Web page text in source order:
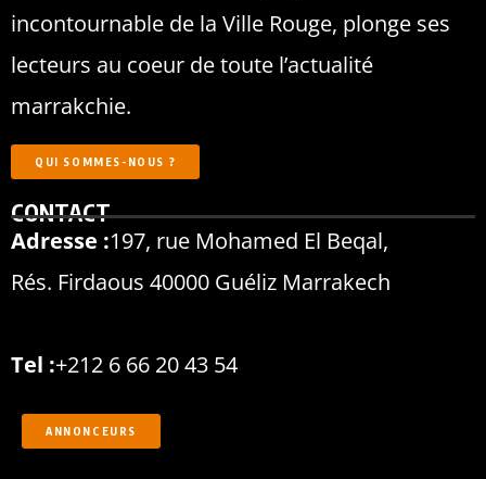
incontournable de la Ville Rouge, plonge ses
lecteurs au coeur de toute l’actualité
marrakchie.
QUI SOMMES-NOUS ?
CONTACT
Adresse :197, rue Mohamed El Beqal,
Rés. Firdaous 40000 Guéliz Marrakech
Tel :+212 6 66 20 43 54
ANNONCEURS